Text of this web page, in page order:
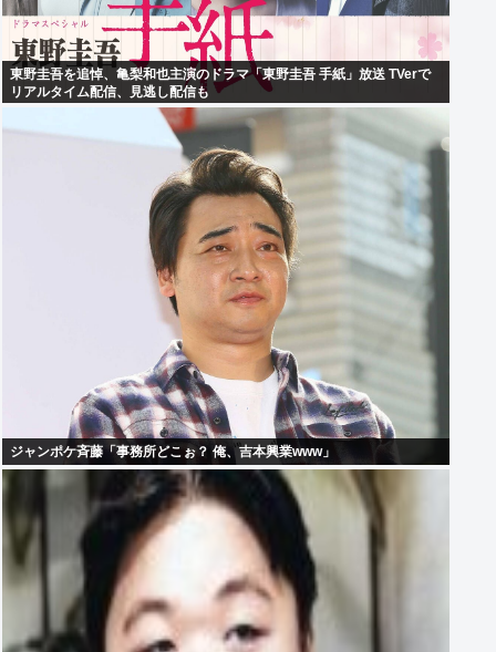
東野圭吾を追悼、亀梨和也主演のドラマ「東野圭吾 手紙」放送 TVerで
リアルタイム配信、見逃し配信も
ジャンポケ斉藤「事務所どこぉ？ 俺、吉本興業www」